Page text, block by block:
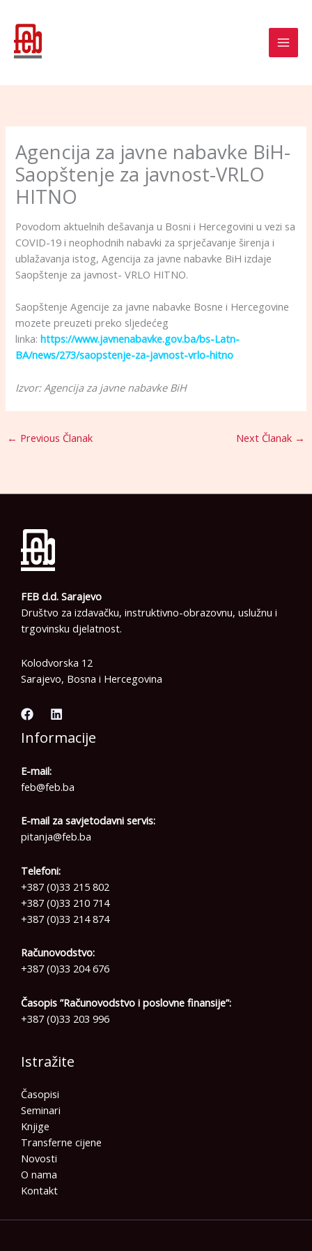
content
Agencija za javne nabavke BiH-
Saopštenje za javnost-VRLO
HITNO
Povodom aktuelnih dešavanja u Bosni i Hercegovini u vezi sa
COVID-19 i neophodnih nabavki za sprječavanje širenja i
ublažavanja istog, Agencija za javne nabavke BiH izdaje
Saopštenje za javnost- VRLO HITNO.
Saopštenje Agencije za javne nabavke Bosne i Hercegovine
mozete preuzeti preko sljedećeg
linka:https://www.javnenabavke.gov.ba/bs-Latn-
BA/news/273/saopstenje-za-javnost-vrlo-hitno
Izvor: Agencija za javne nabavke BiH
← Previous Članak Next Članak →
FEB d.d. Sarajevo
Društvo za izdavačku, instruktivno-obrazovnu, uslužnu i
trgovinsku djelatnost.
Kolodvorska 12
Sarajevo, Bosna i Hercegovina
Informacije
E-mail:
feb@feb.ba
E-mail za savjetodavni servis:
pitanja@feb.ba
Telefoni:
+387 (0)33 215 802
+387 (0)33 210 714
+387 (0)33 214 874
Računovodstvo:
+387 (0)33 204 676
Časopis ”Računovodstvo i poslovne finansije”:
+387 (0)33 203 996
Istražite
Časopisi
Seminari
Knjige
Transferne cijene
Novosti
O nama
Kontakt